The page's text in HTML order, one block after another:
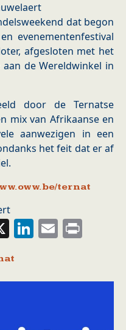
dat begon
evenementenfestival
afgesloten met het
de Wereldwinkel in
door de Ternatse
mix van Afrikaanse en
aanwezigen in een
het feit dat er af
ternat
X LinkedIn
Email